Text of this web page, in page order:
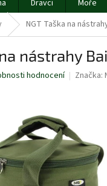
Dravci Moře
NGT Taška na
na nástrahy
hodnocení Značka: